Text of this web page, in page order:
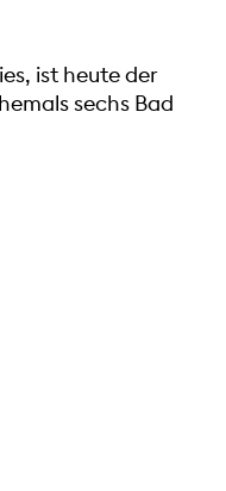
ist heute der
sechs Bad